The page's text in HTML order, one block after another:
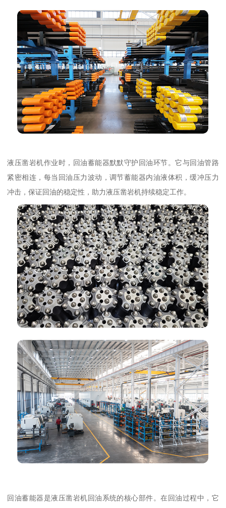
液压凿岩机作业时，回油蓄能器默默守护回油环节。它与回油管路
紧密相连，每当回油压力波动，调节蓄能器内油液体积，缓冲压力
冲击，保证回油的稳定性，助力液压凿岩机持续稳定工作。
回油蓄能器是液压凿岩机回油系统的核心部件。在回油过程中，它